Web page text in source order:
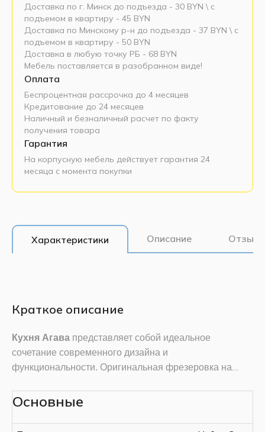
Доставка по г. Минск до подъезда - 30 BYN \ c
подъемом в квартиру - 45 BYN
Доставка по Минскому р-н до подъезда - 37 BYN \ c
подъемом в квартиру - 50 BYN
Доставка в любую точку РБ - 68 BYN
Мебель поставляется в разобранном виде!
Оплата
Беспроцентная рассрочка до 4 месяцев
Кредитование до 24 месяцев
Наличный и безналичный расчет по факту
получения товара
Гарантия
На корпусную мебель действует гарантия 24
месяца с момента покупки
Характеристики Описание
Краткое описание
Кухня Агава представляет собой идеальное
сочетание современного дизайна и
функциональности. Оригинальная фрезеровка на
стекло с рисунком придает кухне утонченный и
направляющих обеспечивают легкость и плавность
Кухня Агава обладает рядом преимуществ:
Актуальная цветовая палитра.
доступна к заказу в нескольких вариантах
Основные